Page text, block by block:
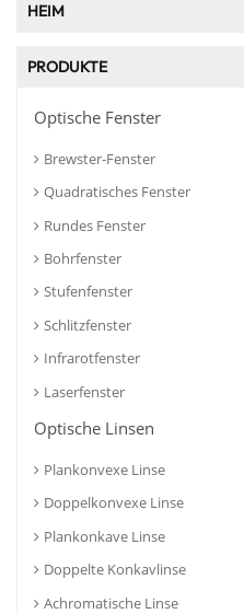
HEIM
PRODUKTE
Optische Fenster
Brewster-Fenster
Quadratisches Fenster
Rundes Fenster
Bohrfenster
Stufenfenster
Schlitzfenster
Infrarotfenster
Laserfenster
Optische Linsen
Plankonvexe Linse
Doppelkonvexe Linse
Plankonkave Linse
Doppelte Konkavlinse
Achromatische Linse